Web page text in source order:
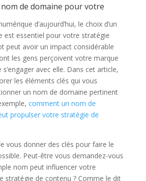
de domaine pour votre
d’aujourd’hui, le choix d’un
est essentiel pour votre stratégie
peut avoir un impact considérable
les gens perçoivent votre marque
avec elle. Dans cet article,
les éléments clés qui vous
un nom de domaine pertinent
comment un nom de
propulser votre stratégie de
vous donner des clés pour faire le
Peut-être vous demandez-vous
nom peut influencer votre
stratégie de contenu ? Comme le dit